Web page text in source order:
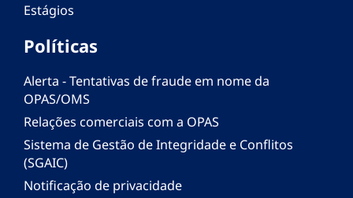
Estágios
Políticas
Alerta - Tentativas de fraude em nome da
OPAS/OMS
Relações comerciais com a OPAS
Sistema de Gestão de Integridade e Conflitos
(SGAIC)
Notificação de privacidade